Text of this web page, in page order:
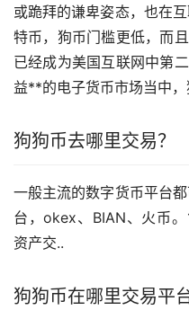
或跪拜的谦卑姿态，也在
特币，狗币门槛更低，而
已经成为美国互联网中第
益**的电子货币市场当中
狗狗币去哪里交易？
一般主流的数字货币平台
台，okex、BIAN、火币
资产交..
狗狗币在哪里交易平